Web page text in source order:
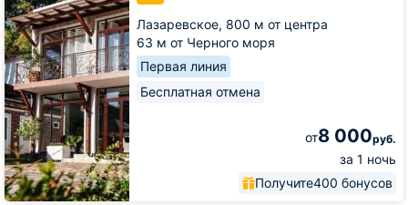
Лазаревское, 800 м от центра
63 м от Черного моря
Первая линия
Бесплатная отмена
от8 000руб.
за 1 ночь
Получите400 бонусов